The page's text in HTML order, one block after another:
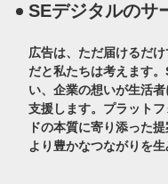
eye MEO
Area Marketer
eye poss3.0
Adctv
SEデジタルのサ
広告は、ただ届けるだ
だと私たちは考えます
い、企業の想いが生活
支援します。プラット
ドの本質に寄り添った
より豊かなつながりを生